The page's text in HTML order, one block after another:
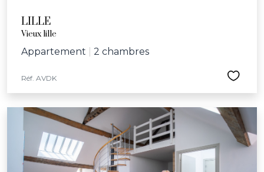
LILLE
Vieux lille
Appartement 2 chambres
Réf. AVDK